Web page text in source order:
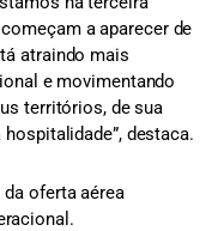
a aparecer de
atraindo mais
e movimentando
territórios, de sua
destaca.
oferta aérea